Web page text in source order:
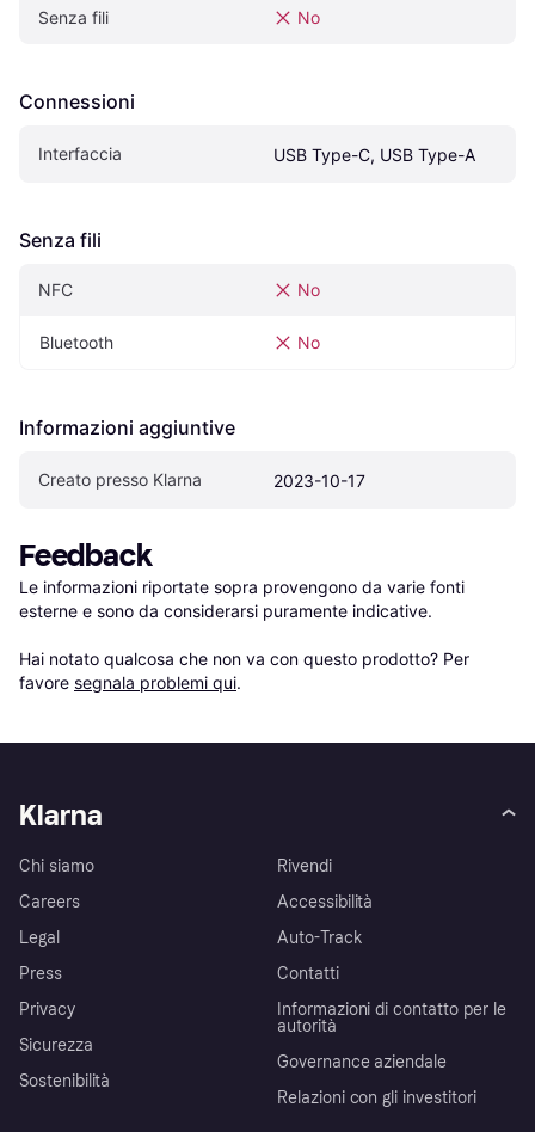
Senza fili No
Connessioni
Interfaccia USB Type-C, USB Type-A
Senza fili
NFC No
Bluetooth No
Informazioni aggiuntive
Creato presso Klarna 2023-10-17
Feedback
Le informazioni riportate sopra provengono da varie fonti
esterne e sono da considerarsi puramente indicative.
Hai notato qualcosa che non va con questo prodotto? Per
favore segnala problemi qui.
Klarna
Chi siamo
Careers
Legal
Press
Privacy
Sicurezza
Sostenibilità
Rivendi
Accessibilità
Auto-Track
Contatti
Informazioni di contatto per le
autorità
Governance aziendale
Relazioni con gli investitori